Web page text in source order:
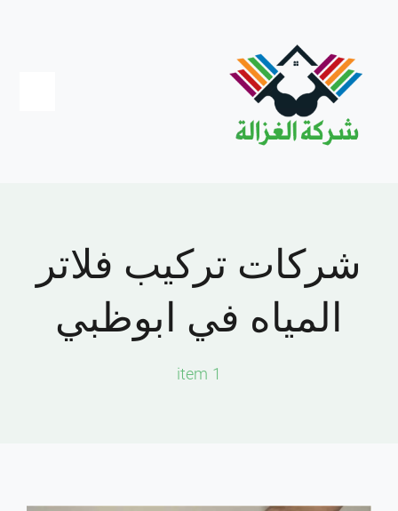
content
دبي
الشارقة
‏شركات تركيب فلاتر
المياه في ابوظبي
1 item